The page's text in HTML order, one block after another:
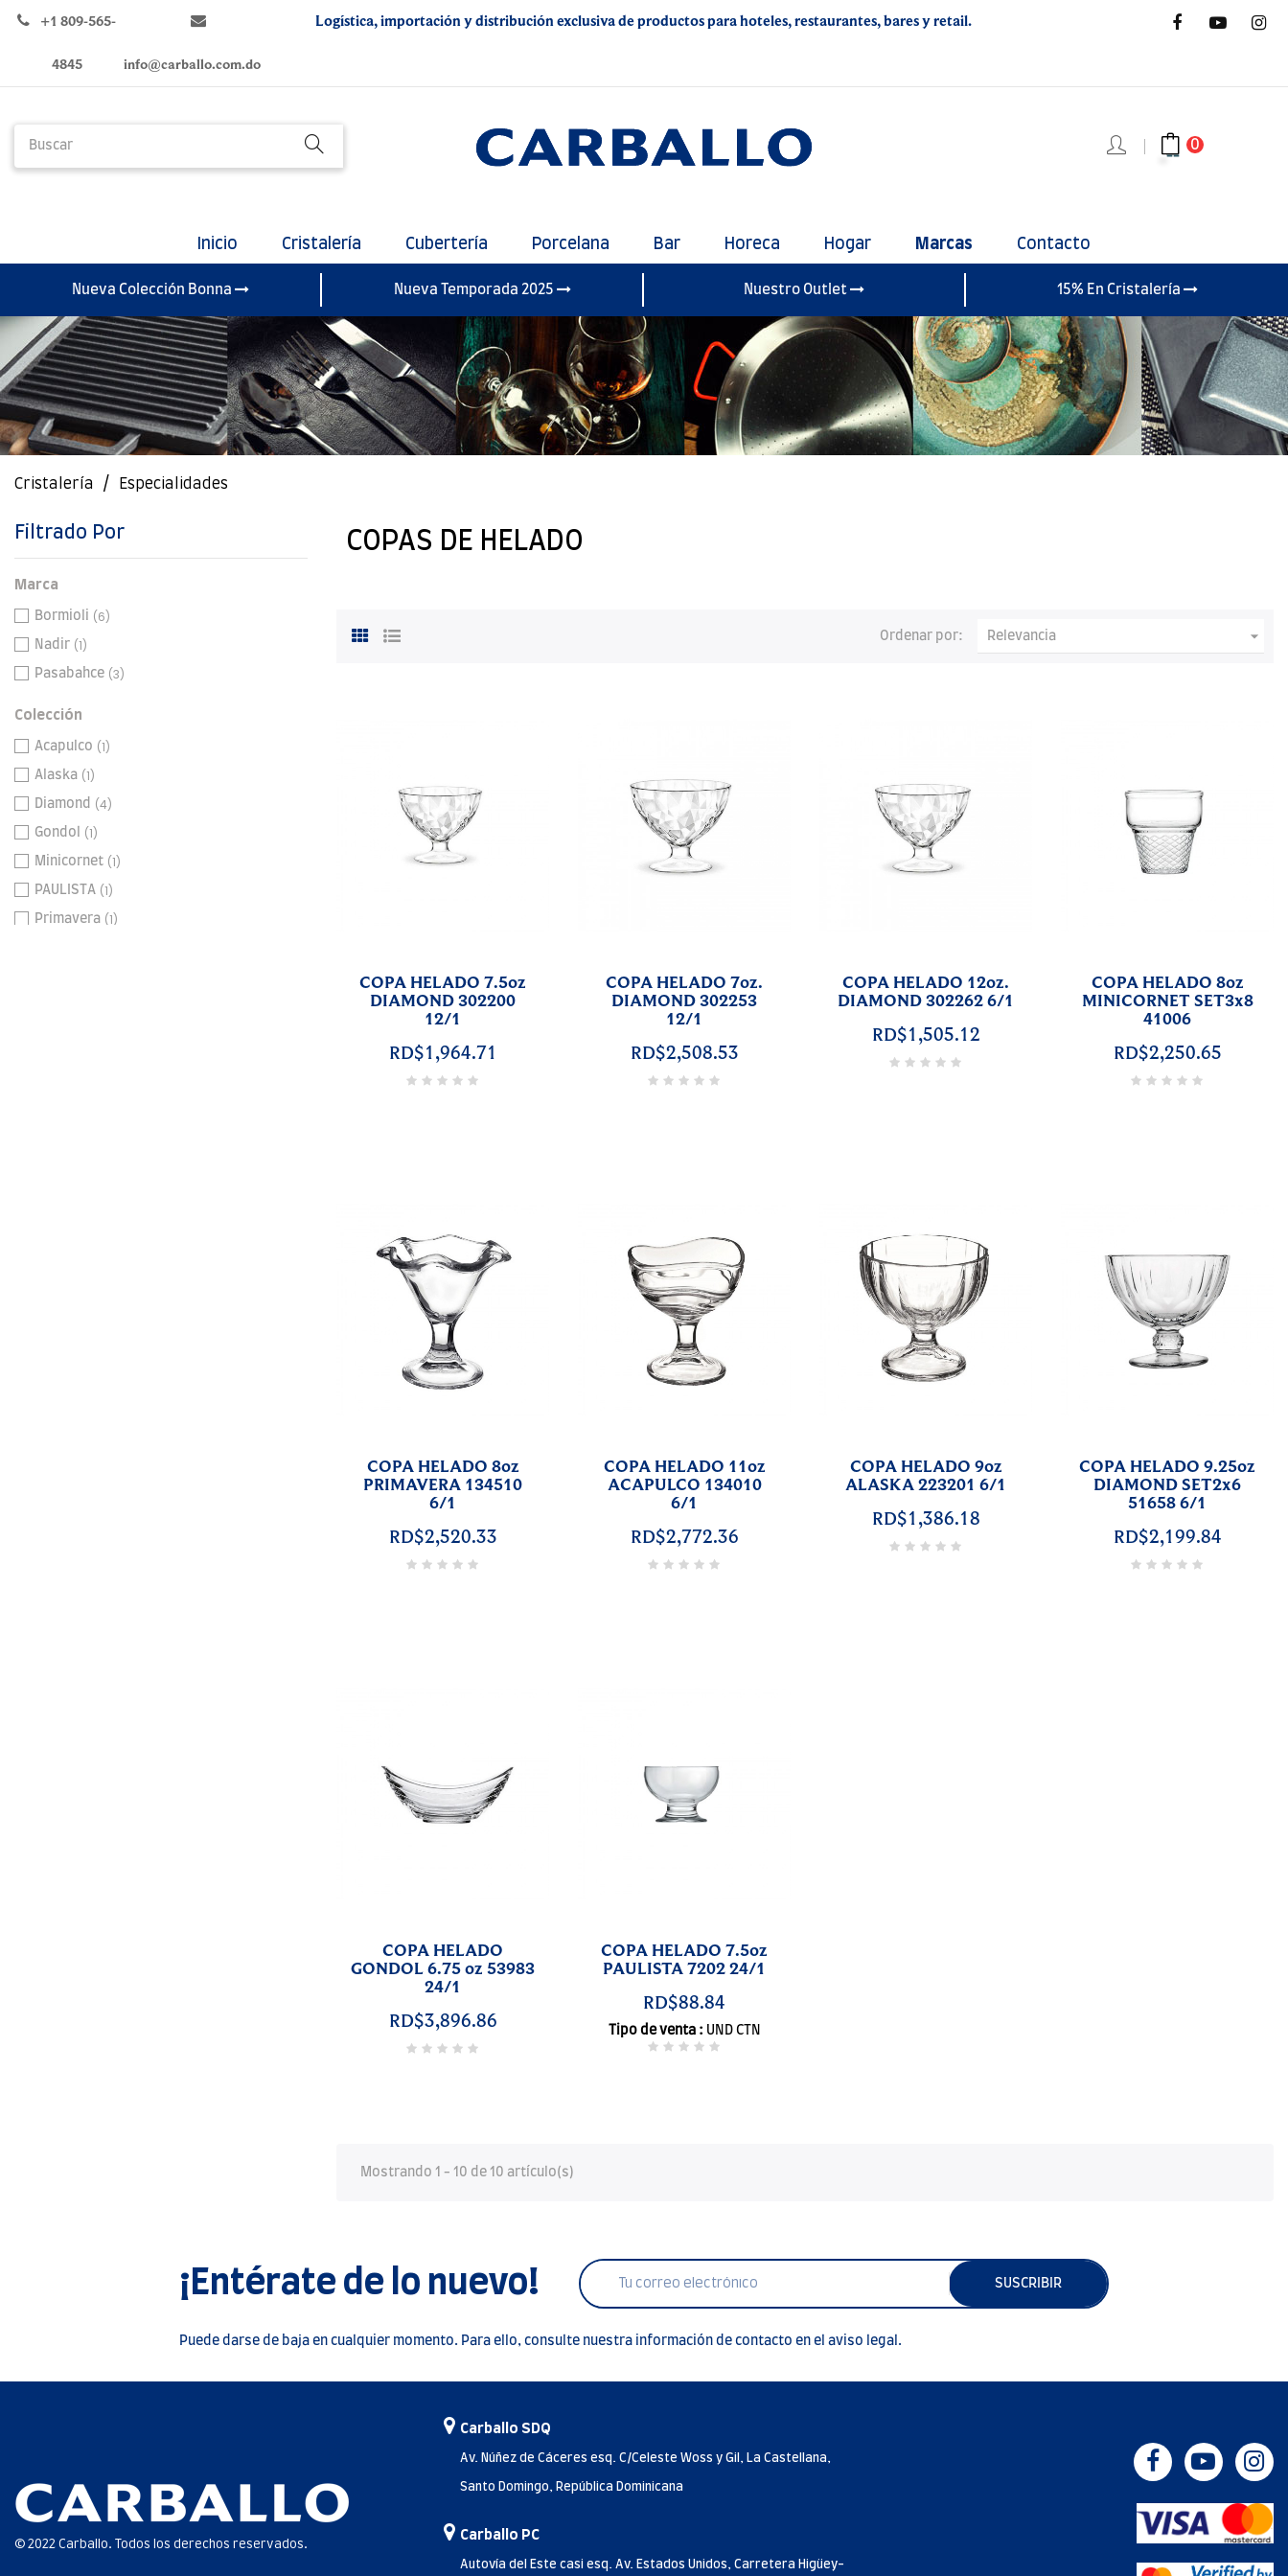
+1 809-565-
4845 info@carballo.com.do
Logística, importación y distribución exclusiva de productos para hoteles, restaurantes, bares y retail.
0
Inicio Cristalería Cubertería Porcelana Bar Horeca Hogar Marcas Contacto
Nueva Colección Bonna Nueva Temporada 2025 Nuestro Outlet 15% En Cristalería
Cristalería Especialidades
Filtrado Por
Marca
Bormioli (6)
Nadir (1)
Pasabahce (3)
Colección
Acapulco (1)
Alaska (1)
Diamond (4)
Gondol (1)
Minicornet (1)
PAULISTA (1)
Primavera (1)
COPAS DE HELADO
Ordenar por: Relevancia 
COPA HELADO 7.5oz
DIAMOND 302200
12/1
RD$1,964.71
COPA HELADO 7oz.
DIAMOND 302253
12/1
RD$2,508.53
COPA HELADO 12oz.
DIAMOND 302262 6/1
RD$1,505.12
COPA HELADO 8oz
MINICORNET SET3x8
41006
RD$2,250.65
COPA HELADO 8oz
PRIMAVERA 134510
6/1
RD$2,520.33
COPA HELADO 11oz
ACAPULCO 134010
6/1
RD$2,772.36
COPA HELADO 9oz
ALASKA 223201 6/1
RD$1,386.18
COPA HELADO 9.25oz
DIAMOND SET2x6
51658 6/1
RD$2,199.84
COPA HELADO
GONDOL 6.75 oz 53983
24/1
RD$3,896.86
COPA HELADO 7.5oz
PAULISTA 7202 24/1
RD$88.84
Tipo de venta : UND CTN
Mostrando 1 - 10 de 10 artículo(s)
¡Entérate de lo nuevo! SUSCRIBIR
Puede darse de baja en cualquier momento. Para ello, consulte nuestra información de contacto en el aviso legal.
© 2022 Carballo. Todos los derechos reservados.
Carballo SDQ
Av. Núñez de Cáceres esq. C/Celeste Woss y Gil, La Castellana,
Santo Domingo, República Dominicana
Carballo PC
Autovía del Este casi esq. Av. Estados Unidos, Carretera Higüey-